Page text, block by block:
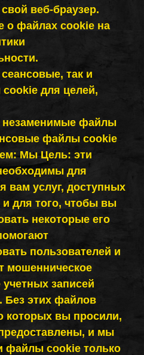
веб-браузер.
о файлах cookie на
так и
для целей,
незаменимые файлы
файлы cookie
Мы Цель: эти
для
вам услуг, доступных
и для того, чтобы вы
некоторые его
пользователей и
мошенническое
записей
Без этих файлов
которых вы просили,
и мы
файлы cookie только